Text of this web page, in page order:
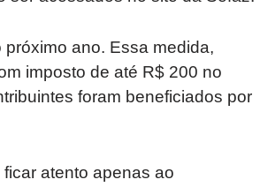
ano. Essa medida,
imposto de até R$ 200 no
foram beneficiados por
atento apenas ao